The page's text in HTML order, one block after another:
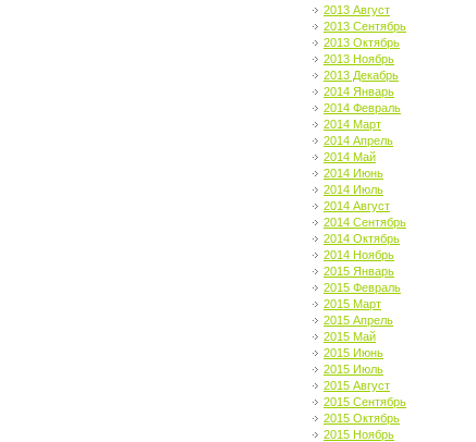
2013 Август
2013 Сентябрь
2013 Октябрь
2013 Ноябрь
2013 Декабрь
2014 Январь
2014 Февраль
2014 Март
2014 Апрель
2014 Май
2014 Июнь
2014 Июль
2014 Август
2014 Сентябрь
2014 Октябрь
2014 Ноябрь
2015 Январь
2015 Февраль
2015 Март
2015 Апрель
2015 Май
2015 Июнь
2015 Июль
2015 Август
2015 Сентябрь
2015 Октябрь
2015 Ноябрь